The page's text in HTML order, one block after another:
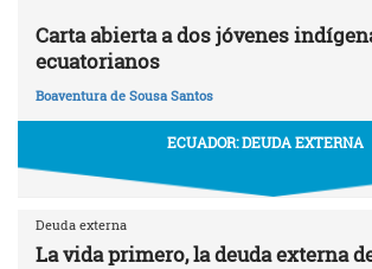
Carta abierta a dos jóvenes
ecuatorianos
Boaventura de Sousa Santos
ECUADOR: DEUDA EXTERNA
Deuda externa
La vida primero, la deuda externa